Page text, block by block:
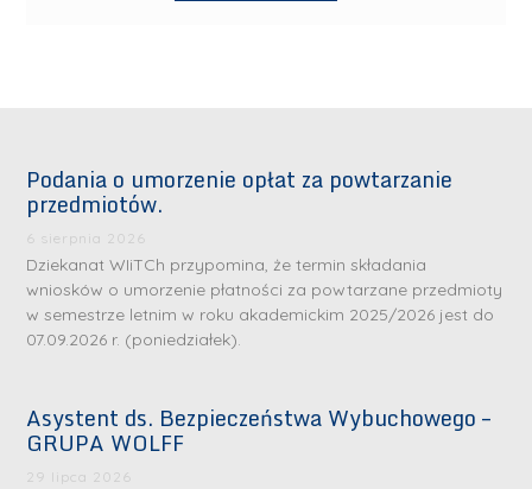
Podania o umorzenie opłat za powtarzanie
przedmiotów.
6 sierpnia 2026
Dziekanat WIiTCh przypomina, że termin składania
wniosków o umorzenie płatności za powtarzane przedmioty
w semestrze letnim w roku akademickim 2025/2026 jest do
07.09.2026 r. (poniedziałek).
Asystent ds. Bezpieczeństwa Wybuchowego –
GRUPA WOLFF
29 lipca 2026